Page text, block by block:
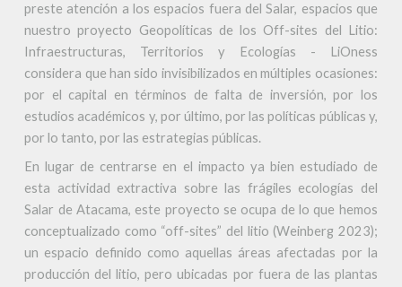
preste atención a los espacios fuera del Salar, espacios que
nuestro proyecto Geopolíticas de los Off-sites del Litio:
Infraestructuras, Territorios y Ecologías - LiOness
considera que han sido invisibilizados en múltiples ocasiones:
por el capital en términos de falta de inversión, por los
estudios académicos y, por último, por las políticas públicas y,
por lo tanto, por las estrategias públicas.
En lugar de centrarse en el impacto ya bien estudiado de
esta actividad extractiva sobre las frágiles ecologías del
Salar de Atacama, este proyecto se ocupa de lo que hemos
conceptualizado como “off-sites” del litio (Weinberg 2023);
un espacio definido como aquellas áreas afectadas por la
producción del litio, pero ubicadas por fuera de las plantas